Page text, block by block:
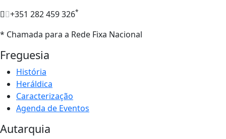
+351 282 459 326*
* Chamada para a Rede Fixa Nacional
Freguesia
História
Heráldica
Caracterização
Agenda de Eventos
Autarquia